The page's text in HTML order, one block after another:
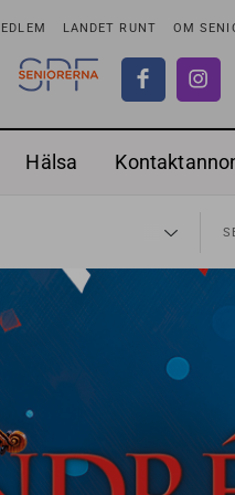
LANDET RUNT OM
Hälsa
31 JUL
30 JUL
i Sverige